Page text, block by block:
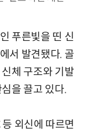
푸른빛을 띤 신
서 발견됐다. 골
체 구조와 기발
을 끌고 있다.
외신에 따르면